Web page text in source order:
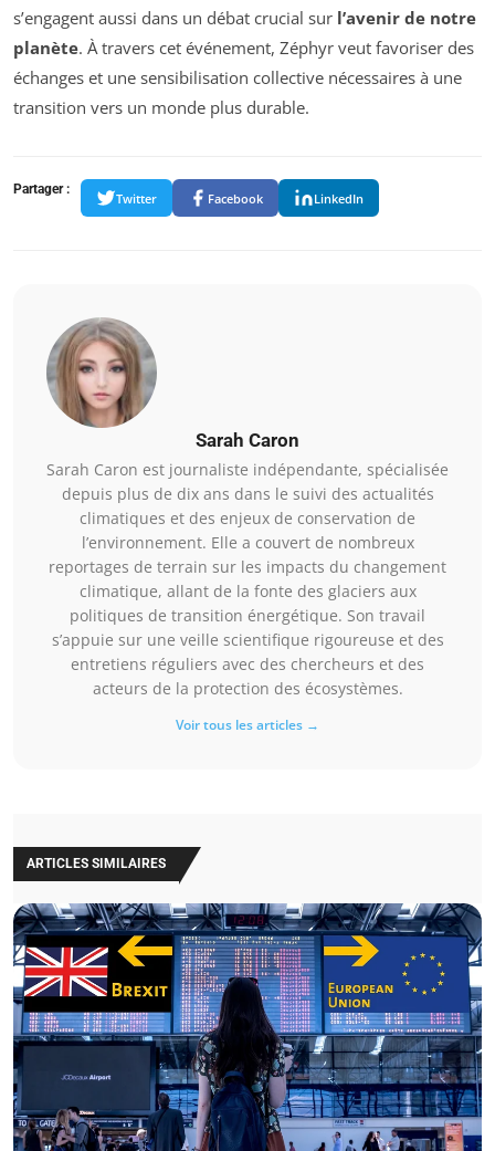
s’engagent aussi dans un débat crucial sur l’avenir de notre
planète. À travers cet événement, Zéphyr veut favoriser des
échanges et une sensibilisation collective nécessaires à une
transition vers un monde plus durable.
Partager :
Twitter Facebook LinkedIn
Sarah Caron
Sarah Caron est journaliste indépendante, spécialisée
depuis plus de dix ans dans le suivi des actualités
climatiques et des enjeux de conservation de
l’environnement. Elle a couvert de nombreux
reportages de terrain sur les impacts du changement
climatique, allant de la fonte des glaciers aux
politiques de transition énergétique. Son travail
s’appuie sur une veille scientifique rigoureuse et des
entretiens réguliers avec des chercheurs et des
acteurs de la protection des écosystèmes.
Voir tous les articles →
ARTICLES SIMILAIRES